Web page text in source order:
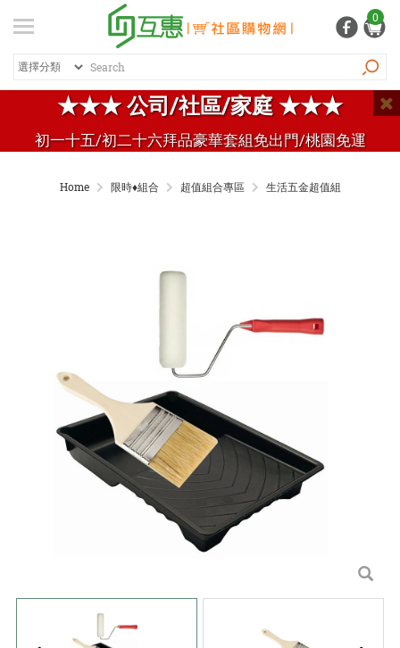
★★★ 公司/社區/家庭 ★★★
初一十五/初二十六拜品豪華套組免出門/桃園免運
0
登入 / 註冊
紅利專區
飲料 / 沖泡
點心 / 食材
生鮮 / 蔬果
熱銷商品
Home 限時♦️組合 超值組合專區 生活五金超值組